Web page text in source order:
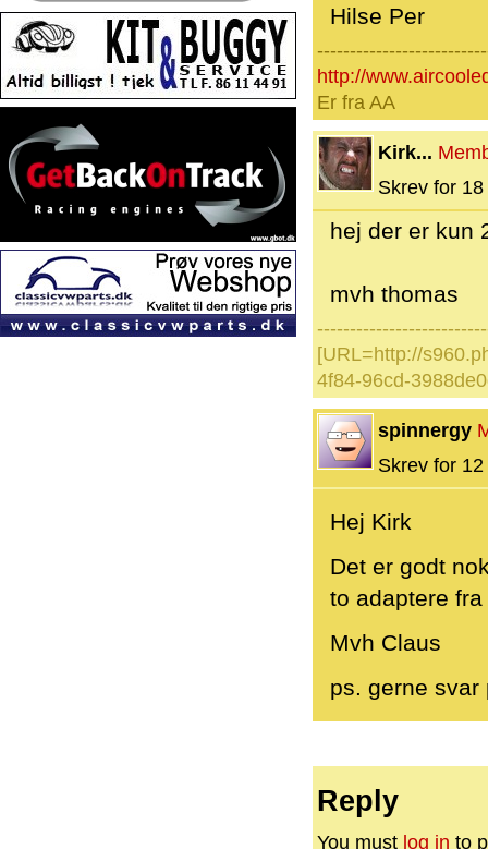
Hilse Per
http://
Er fra AA
Kirk...
Skrev for
hej der er kun
mvh thomas
[URL=http://
4f84-96cd-
spinnergy
Skrev for
Hej Kirk
Det er godt
to adaptere
Mvh Claus
ps. gerne svar
Reply
You must log in to